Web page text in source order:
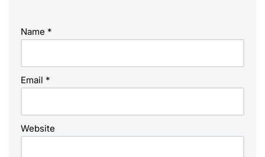
Name *
Email *
Website